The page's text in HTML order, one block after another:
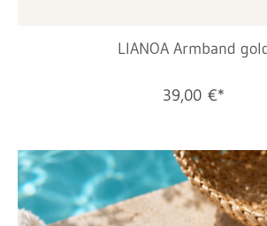
LIANOA Armband
39,00 €*